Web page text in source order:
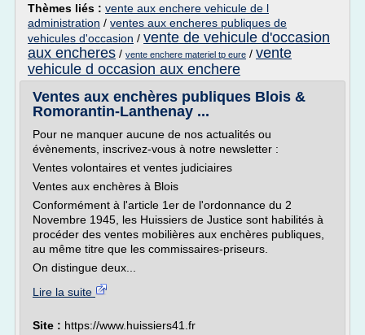
Thèmes liés : vente aux enchere vehicule de l
administration / ventes aux encheres publiques de
vehicules d'occasion / vente de vehicule d'occasion
aux encheres / vente enchere materiel tp eure / vente
vehicule d occasion aux enchere
Ventes aux enchères publiques Blois &
Romorantin-Lanthenay ...
Pour ne manquer aucune de nos actualités ou
évènements, inscrivez-vous à notre newsletter :
Ventes volontaires et ventes judiciaires
Ventes aux enchères à Blois
Conformément à l'article 1er de l'ordonnance du 2
Novembre 1945, les Huissiers de Justice sont habilités à
procéder des ventes mobilières aux enchères publiques,
au même titre que les commissaires-priseurs.
On distingue deux...
Lire la suite
Site : https://www.huissiers41.fr